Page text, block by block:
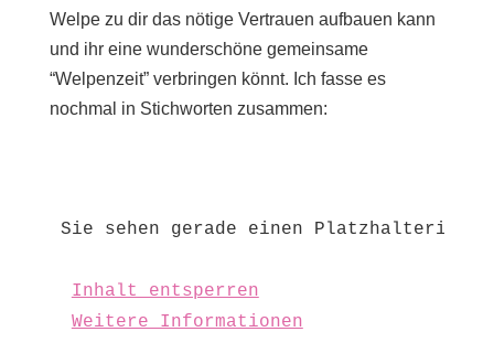
Welpe zu dir das nötige Vertrauen aufbauen kann
und ihr eine wunderschöne gemeinsame
“Welpenzeit” verbringen könnt. Ich fasse es
nochmal in Stichworten zusammen:
Sie sehen gerade einen
Inhalt entsperren
Weitere Informationen